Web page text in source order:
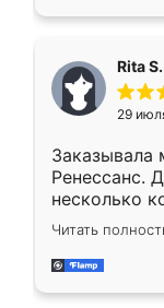
каких-либо
довольна,
Rita S.
29
Заказывала
Ренессанс.
несколько
эту.
приехал
и снял
Читать